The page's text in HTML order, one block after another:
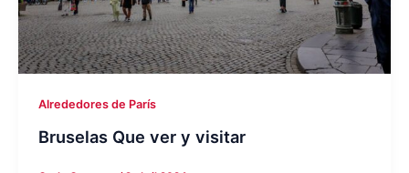
Alrededores de París
Bruselas Que ver y visitar